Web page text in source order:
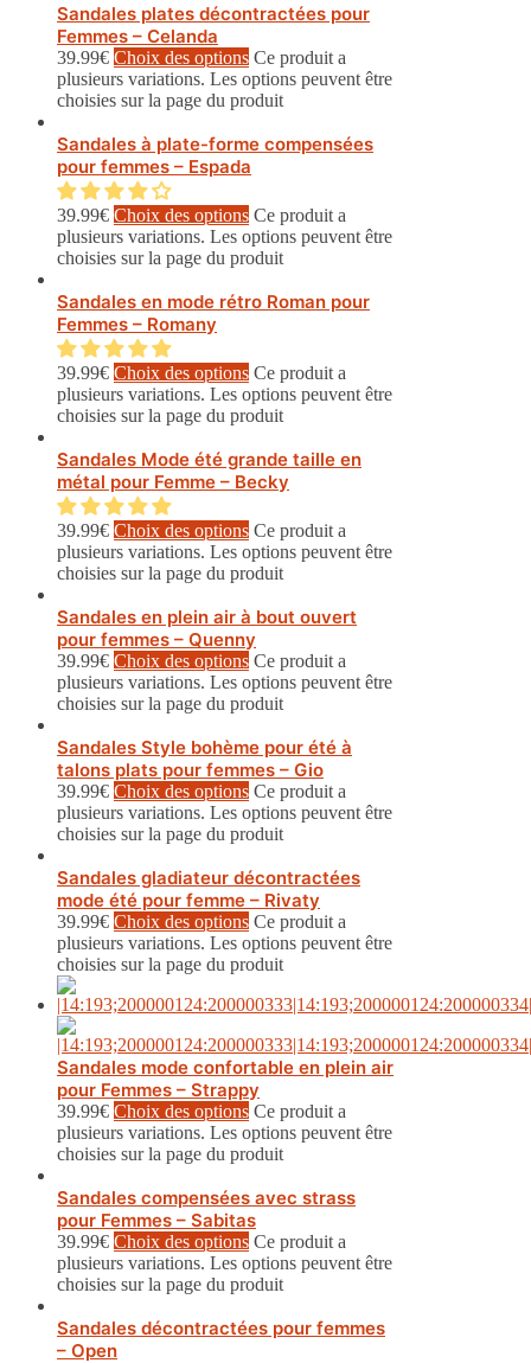
Sandales plates décontractées pour
Femmes – Celanda
39.99€ Choix des options Ce produit a
plusieurs variations. Les options peuvent être
choisies sur la page du produit
Sandales à plate-forme compensées
pour femmes – Espada
39.99€ Choix des options Ce produit a
plusieurs variations. Les options peuvent être
choisies sur la page du produit
Sandales en mode rétro Roman pour
Femmes – Romany
39.99€ Choix des options Ce produit a
plusieurs variations. Les options peuvent être
choisies sur la page du produit
Sandales Mode été grande taille en
métal pour Femme – Becky
39.99€ Choix des options Ce produit a
plusieurs variations. Les options peuvent être
choisies sur la page du produit
Sandales en plein air à bout ouvert
pour femmes – Quenny
39.99€ Choix des options Ce produit a
plusieurs variations. Les options peuvent être
choisies sur la page du produit
Sandales Style bohème pour été à
talons plats pour femmes – Gio
39.99€ Choix des options Ce produit a
plusieurs variations. Les options peuvent être
choisies sur la page du produit
Sandales gladiateur décontractées
mode été pour femme – Rivaty
39.99€ Choix des options Ce produit a
plusieurs variations. Les options peuvent être
choisies sur la page du produit
Sandales mode confortable en plein air
pour Femmes – Strappy
39.99€ Choix des options Ce produit a
plusieurs variations. Les options peuvent être
choisies sur la page du produit
Sandales compensées avec strass
pour Femmes – Sabitas
39.99€ Choix des options Ce produit a
plusieurs variations. Les options peuvent être
choisies sur la page du produit
Sandales décontractées pour femmes
– Open